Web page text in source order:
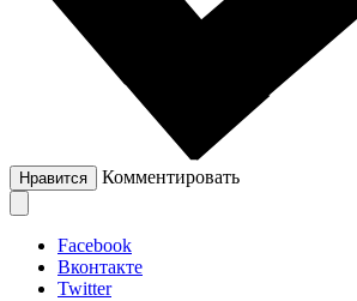
Нравится Комментировать
Facebook
Вконтакте
Twitter